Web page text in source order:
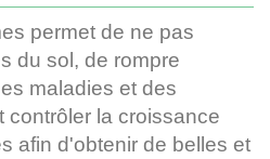
permet de ne pas
du sol, de rompre
maladies et des
contrôler la croissance
afin d'obtenir de belles et